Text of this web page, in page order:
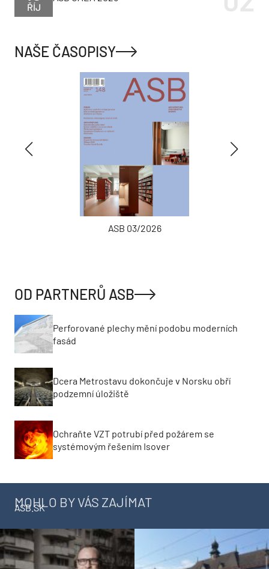
ŘÍJ
NAŠE ČASOPISY
ASB 03/2026
OD PARTNERŮ ASB
Perforované plechy mění podobu moderních
fasád
Dcera Metrostavu dokončuje v Norsku obří
podzemní úložiště
Ochraňte VZT potrubí před požárem se
systémovým řešením Isover
MOHLO BY VÁS ZAJÍMAT
ASB.SK